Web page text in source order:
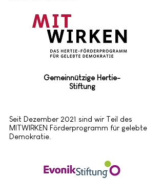
Gemeinnützige Hertie-
Stiftung
Seit Dezember 2021 sind wir Teil des
MITWIRKEN Förderprogramm für gelebte
Demokratie.